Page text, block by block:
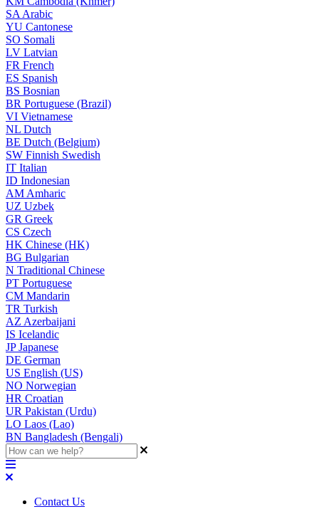
SA Arabic
YU Cantonese
SO Somali
LV Latvian
FR French
ES Spanish
BS Bosnian
BR Portuguese (Brazil)
VI Vietnamese
NL Dutch
BE Dutch (Belgium)
SW Finnish Swedish
IT Italian
ID Indonesian
AM Amharic
UZ Uzbek
GR Greek
CS Czech
HK Chinese (HK)
BG Bulgarian
N Traditional Chinese
PT Portuguese
CM Mandarin
TR Turkish
AZ Azerbaijani
IS Icelandic
JPJapanese
DE German
US English (US)
NO Norwegian
HR Croatian
UR Pakistan (Urdu)
LO Laos (Lao)
BN Bangladesh (Bengali)
Contact Us